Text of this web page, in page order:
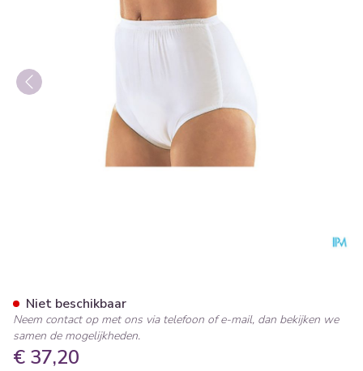
€ 37,20
Niet beschikbaar
Neem contact op met ons via telefoon of e-mail, dan bekijken we
samen de mogelijkheden.